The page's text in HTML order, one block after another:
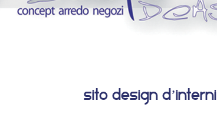
sito design d’interni